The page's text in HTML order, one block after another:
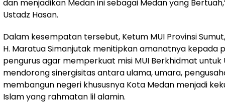
dan menjadikan Medan ini sebagai Medan yang
Ustadz Hasan.
Dalam kesempatan tersebut, Ketum MUI Provinsi
H. Maratua Simanjutak menitipkan amanatnya kepada
pengurus agar memperkuat misi MUI Berkhidmat untuk
mendorong sinergisitas antara ulama, umara,
membangun negeri khususnya Kota Medan menjadi
Islam yang rahmatan lil alamin.